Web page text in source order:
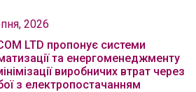
2026
LTD пропонує системи
та енергоменеджменту
виробничих втрат через
з електропостачанням